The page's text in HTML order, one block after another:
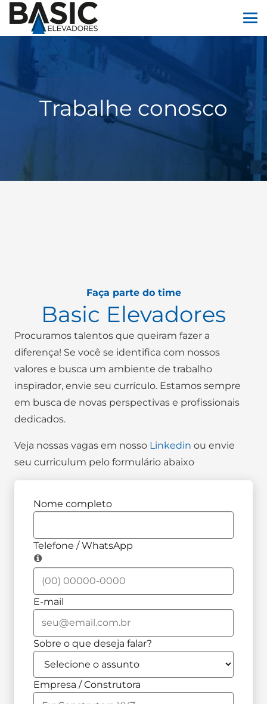
Trabalhe conosco
Faça parte do time
Basic Elevadores
Procuramos talentos que queiram fazer a
diferença! Se você se identifica com nossos
valores e busca um ambiente de trabalho
inspirador, envie seu currículo. Estamos sempre
em busca de novas perspectivas e profissionais
dedicados.
Veja nossas vagas em nosso Linkedin ou envie
seu curriculum pelo formulário abaixo
Nome completo
Telefone / WhatsApp
E-mail
Sobre o que deseja falar?
Empresa / Construtora